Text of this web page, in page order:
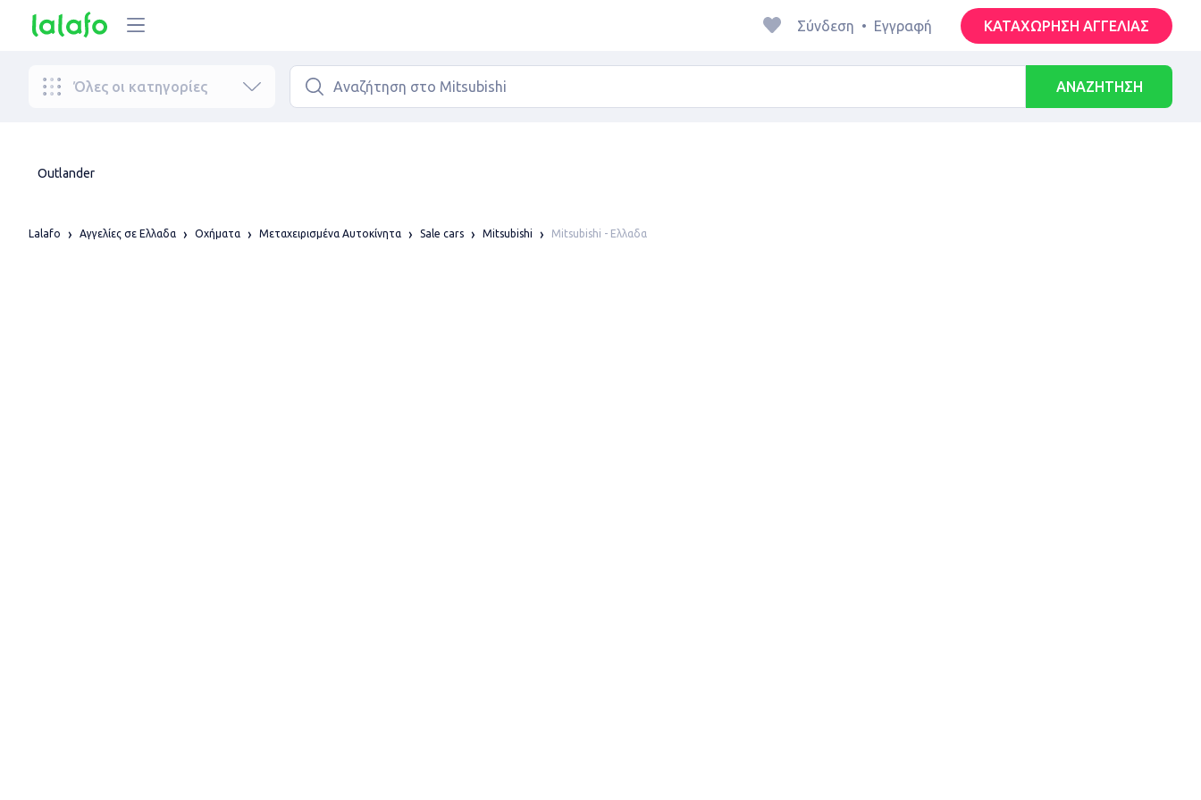
Σύνδεση • Εγγραφή ΚΑΤΑΧΩΡΗΣΗ ΑΓΓΕΛΙΑΣ
Όλες οι κατηγορίες ΑΝΑΖΗΤΗΣΗ
Outlander
Lalafo Αγγελίες σε Ελλαδα Οχήματα Μεταχειρισμένα Αυτοκίνητα Sale cars Mitsubishi Mitsubishi - Ελλαδα